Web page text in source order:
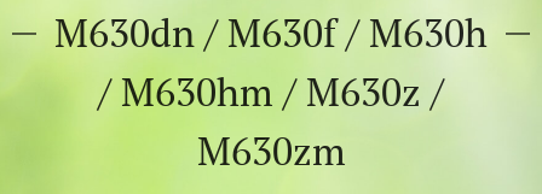
M630dn / M630f / M630h
/ M630hm / M630z /
M630zm